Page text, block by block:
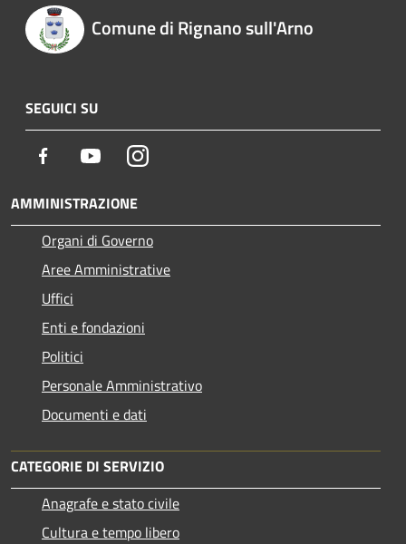
Comune di Rignano sull'Arno
SEGUICI SU
Facebook YoutubeInstagram
AMMINISTRAZIONE
Organi di Governo
Aree Amministrative
Uffici
Enti e fondazioni
Politici
Personale Amministrativo
Documenti e dati
CATEGORIE DI SERVIZIO
Anagrafe e stato civile
Cultura e tempo libero